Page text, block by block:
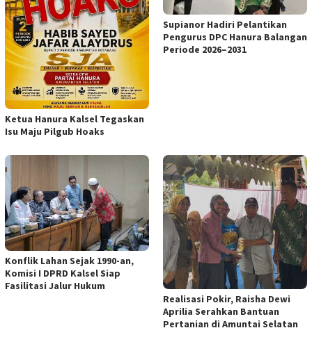
Ketua Hanura Kalsel Tegaskan
Isu Maju Pilgub Hoaks
Supianor Hadiri Pelantikan
Pengurus DPC Hanura Balangan
Periode 2026–2031
Konflik Lahan Sejak 1990-an,
Komisi I DPRD Kalsel Siap
Fasilitasi Jalur Hukum
Realisasi Pokir, Raisha Dewi
Aprilia Serahkan Bantuan
Pertanian di Amuntai Selatan